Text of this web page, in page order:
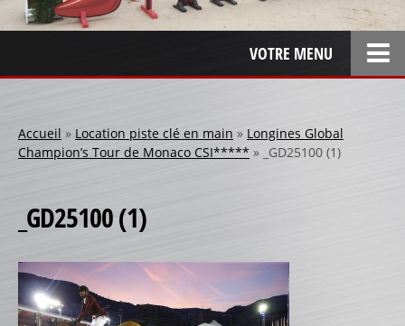
VOTRE MENU
LOCATION
SPONSORS 1
SPONSORS 3
PERSONNALISATION
Accueil » Location piste clé en main » Longines Global
Champion’s Tour de Monaco CSI***** » _GD25100 (1)
_GD25100 (1)